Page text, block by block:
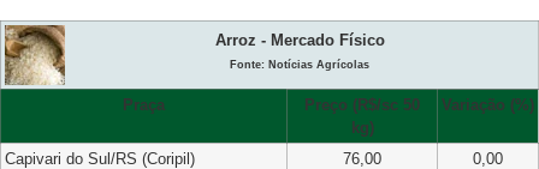
Arroz - Mercado Físico
Fonte: Notícias Agrícolas
Praça
Preço (R$/sc 50
kg)
Variação (%)
Capivari do Sul/RS (Coripil) 76,00
0,00